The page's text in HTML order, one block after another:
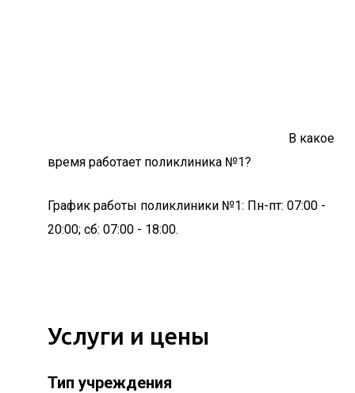
В какое
время работает поликлиника №1?
График работы поликлиники №1: Пн-пт: 07:00 -
20:00; сб: 07:00 - 18:00.
Услуги и цены
Тип учреждения